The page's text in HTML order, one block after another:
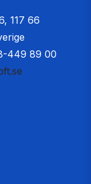
117 66
449 89 00